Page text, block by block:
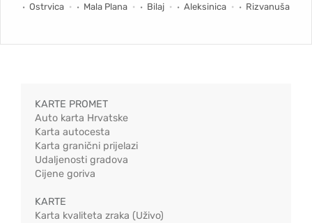
Ostrvica
Mala Plana Bilaj Aleksinica Rizvanuša
KARTE PROMET
Auto karta Hrvatske
Karta autocesta
Karta granični prijelazi
Udaljenosti gradova
Cijene goriva
KARTE
Karta kvaliteta zraka (Uživo)